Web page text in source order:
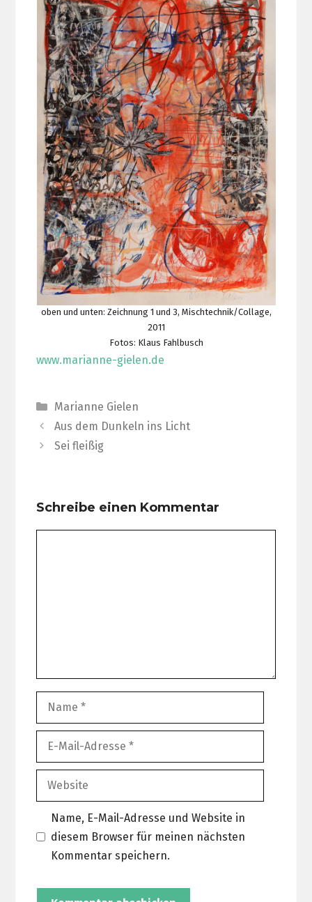
oben und unten: Zeichnung 1 und 3, Mischtechnik/Collage,
2011
Fotos: Klaus Fahlbusch
www.marianne-gielen.de
Kategorien
Marianne Gielen
Aus dem Dunkeln ins Licht
Sei fleißig
Schreibe einen Kommentar
Name
Adresse
Website
Name, E-Mail-Adresse und Website in
diesem Browser für meinen nächsten
Kommentar speichern.